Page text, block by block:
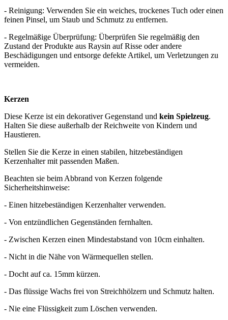
- Reinigung: Verwenden Sie ein weiches, trockenes Tuch oder einen
feinen Pinsel, um Staub und Schmutz zu entfernen.
- Regelmäßige Überprüfung: Überprüfen Sie regelmäßig den
Zustand der Produkte aus Raysin auf Risse oder andere
Beschädigungen und entsorge defekte Artikel, um Verletzungen zu
vermeiden.
Kerzen
Diese Kerze ist ein dekorativer Gegenstand und kein Spielzeug.
Halten Sie diese außerhalb der Reichweite von Kindern und
Haustieren.
Stellen Sie die Kerze in einen stabilen, hitzebeständigen
Kerzenhalter mit passenden Maßen.
Beachten sie beim Abbrand von Kerzen folgende
Sicherheitshinweise:
- Einen hitzebeständigen Kerzenhalter verwenden.
- Von entzündlichen Gegenständen fernhalten.
- Zwischen Kerzen einen Mindestabstand von 10cm einhalten.
- Nicht in die Nähe von Wärmequellen stellen.
- Docht auf ca. 15mm kürzen.
- Das flüssige Wachs frei von Streichhölzern und Schmutz halten.
- Nie eine Flüssigkeit zum Löschen verwenden.